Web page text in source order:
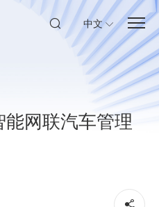
中文
能网联汽车管理